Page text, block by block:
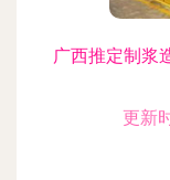
广西推定制浆
更新